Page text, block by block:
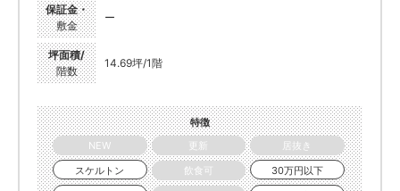
保証金・
敷金
ー
坪面積/
階数
14.69坪/1階
特徴
NEW
更新
居抜き
スケルトン
飲食可
30万円以下